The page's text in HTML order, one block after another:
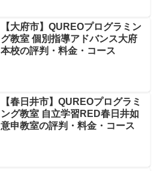
【大府市】QUREOプログラミン
グ教室 個別指導アドバンス大府
本校の評判・料金・コース
【春日井市】QUREOプログラミ
ング教室 自立学習RED春日井如
意申教室の評判・料金・コース